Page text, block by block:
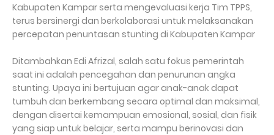
Kabupaten Kampar serta mengevaluasi kerja Tim TPPS,
terus bersinergi dan berkolaborasi untuk melaksanakan
percepatan penuntasan stunting di Kabupaten Kampar
Ditambahkan Edi Afrizal, salah satu fokus pemerintah
saat ini adalah pencegahan dan penurunan angka
stunting. Upaya ini bertujuan agar anak-anak dapat
tumbuh dan berkembang secara optimal dan maksimal,
dengan disertai kemampuan emosional, sosial, dan fisik
yang siap untuk belajar, serta mampu berinovasi dan